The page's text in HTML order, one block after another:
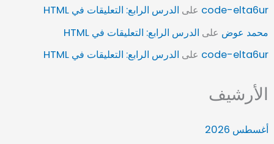
code-elta6ur على الدرس الرابع: التعليقات في HTML
محمد عوض على الدرس الرابع: التعليقات في HTML
code-elta6ur على الدرس الرابع: التعليقات في HTML
الأرشيف
أغسطس 2026